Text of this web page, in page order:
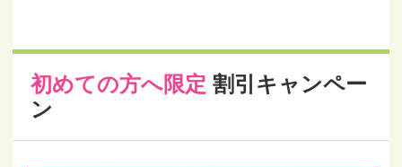
初めての方へ限定 割引キャンペー
ン